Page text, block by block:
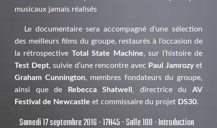
musicaux jamais réalisés
Le documentaire sera accompagné d’une sélection
des meilleurs films du groupe, restaurés à l’occasion de
la rétrospective Total State Machine, sur l’histoire de
Test Dept, suivie d’une rencontre avec Paul Jamrozyet
Graham Cunnington, membres fondateurs du groupe,
ainsi que de
Rebecca Shatwell , directrice duAV
Festival de Newcastle et commissaire du projet DS30.
Samedi 17 septembre 2016 - 17H45 - Salle 100 - Introduction